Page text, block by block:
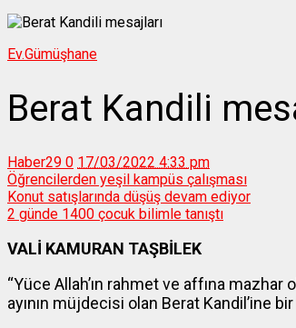
Ev.Gümüşhane
Berat Kandili
Haber29 0 17/03/2022 4:33 pm
Öğrencilerden yeşil kampüs çalışması
Konut satışlarında düşüş devam ediyor
2 günde 1400 çocuk bilimle tanıştı
VALİ KAMURAN TAŞBİLEK
“Yüce Allah’ın rahmet ve affına
ayının müjdecisi olan Berat Kandil’ine